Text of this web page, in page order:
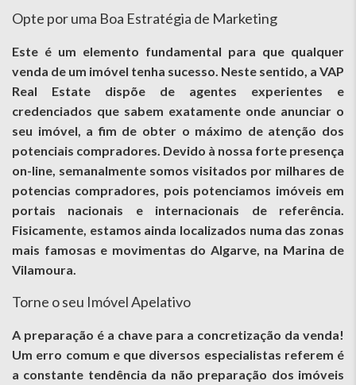
Opte por uma Boa Estratégia de Marketing
Este é um elemento fundamental para que qualquer
venda de um imóvel tenha sucesso. Neste sentido, a VAP
Real Estate dispõe de agentes experientes e
credenciados que sabem exatamente onde anunciar o
seu imóvel, a fim de obter o máximo de atenção dos
potenciais compradores. Devido à nossa forte presença
on-line, semanalmente somos visitados por milhares de
potencias compradores, pois potenciamos imóveis em
portais nacionais e internacionais de referência.
Fisicamente, estamos ainda localizados numa das zonas
mais famosas e movimentas do Algarve, na Marina de
Vilamoura.
Torne o seu Imóvel Apelativo
A preparação é a chave para a concretização da venda!
Um erro comum e que diversos especialistas referem é
a constante tendência da não preparação dos imóveis